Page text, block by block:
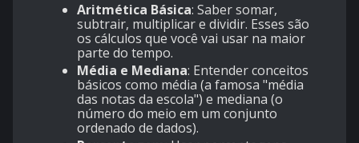
Aritmética Básica: Saber somar,
subtrair, multiplicar e dividir. Esses são
os cálculos que você vai usar na maior
parte do tempo.
Média e Mediana: Entender conceitos
básicos como média (a famosa "média
das notas da escola") e mediana (o
número do meio em um conjunto
ordenado de dados).